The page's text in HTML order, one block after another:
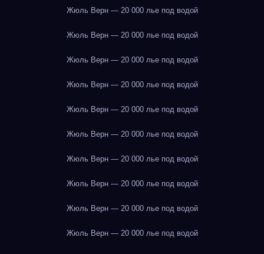
Жюль Верн — 20 000 лье под водой
Жюль Верн — 20 000 лье под водой
Жюль Верн — 20 000 лье под водой
Жюль Верн — 20 000 лье под водой
Жюль Верн — 20 000 лье под водой
Жюль Верн — 20 000 лье под водой
Жюль Верн — 20 000 лье под водой
Жюль Верн — 20 000 лье под водой
Жюль Верн — 20 000 лье под водой
Жюль Верн — 20 000 лье под водой